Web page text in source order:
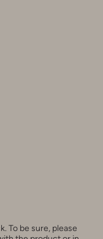
To be sure, please